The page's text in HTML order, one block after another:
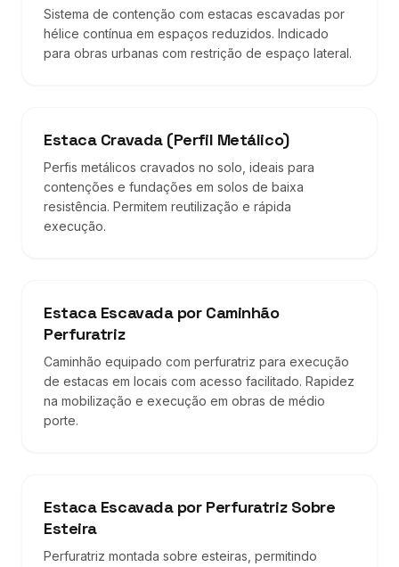
Sistema de contenção com estacas escavadas por
hélice contínua em espaços reduzidos. Indicado
para obras urbanas com restrição de espaço lateral.
Estaca Cravada (Perfil Metálico)
Perfis metálicos cravados no solo, ideais para
contenções e fundações em solos de baixa
resistência. Permitem reutilização e rápida
execução.
Estaca Escavada por Caminhão
Perfuratriz
Caminhão equipado com perfuratriz para execução
de estacas em locais com acesso facilitado. Rapidez
na mobilização e execução em obras de médio
porte.
Estaca Escavada por Perfuratriz Sobre
Esteira
Perfuratriz montada sobre esteiras, permitindo